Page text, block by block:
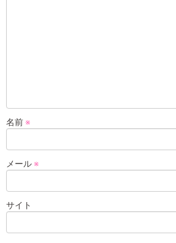
名前 ※
メール ※
サイト